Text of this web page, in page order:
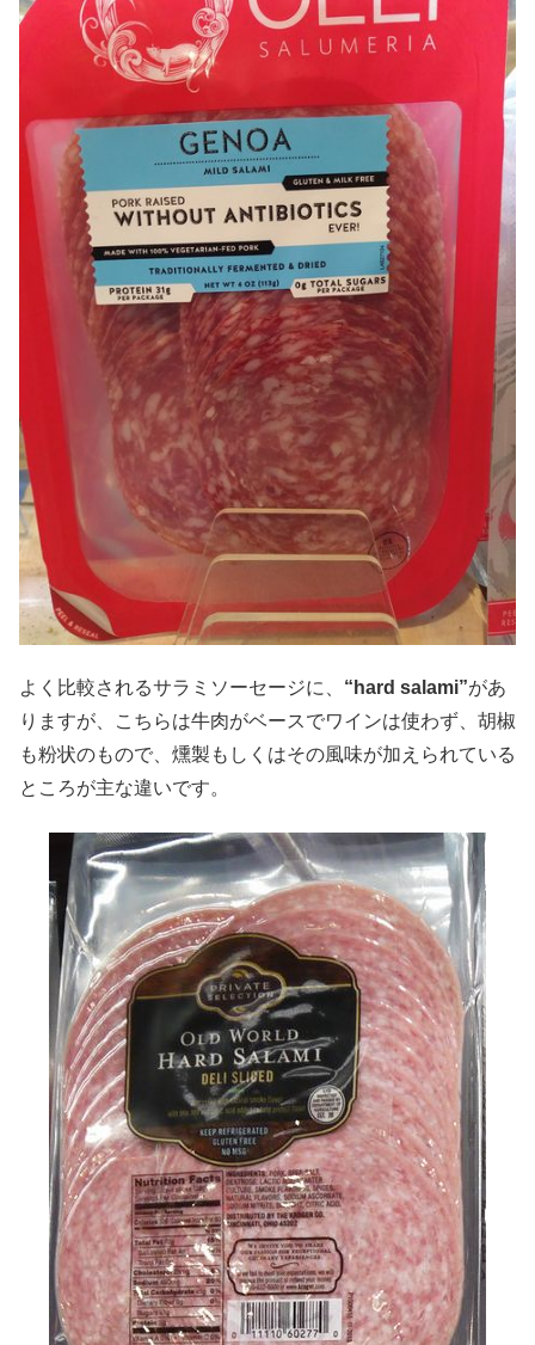
よく比較されるサラミソーセージに、 “hard salami”があ
りますが、こちらは牛肉がベースでワインは使わず、胡椒
も粉状のもので、燻製もしくはその風味が加えられている
ところが主な違いです。